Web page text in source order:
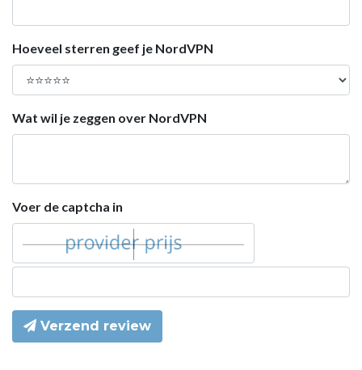
Hoeveel sterren geef je NordVPN
Wat wil je zeggen over NordVPN
Voer de captcha in
Verzend review